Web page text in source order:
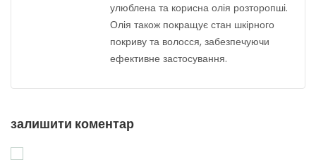
улюблена та корисна олія розторопші.
Олія також покращує стан шкірного
покриву та волосся, забезпечуючи
ефективне застосування.
залишити коментар